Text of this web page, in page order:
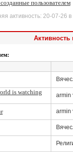
пользователем
20-07-26 в
Активность
is watching
armin
armin